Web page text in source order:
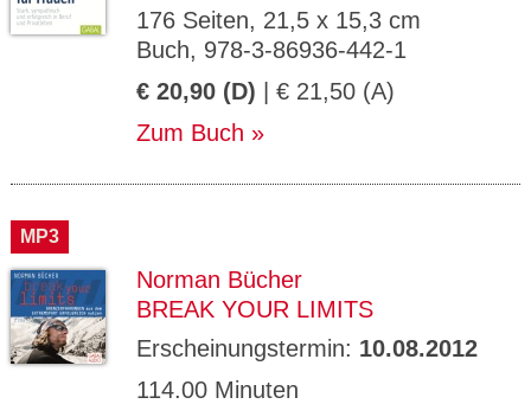
176 Seiten, 21,5 x 15,3 cm
Buch, 978-3-86936-442-1
€ 20,90 (D) | € 21,50 (A)
Zum Buch
MP3
Norman Bücher
BREAK YOUR LIMITS
Erscheinungstermin: 10.08.2012
114.00 Minuten